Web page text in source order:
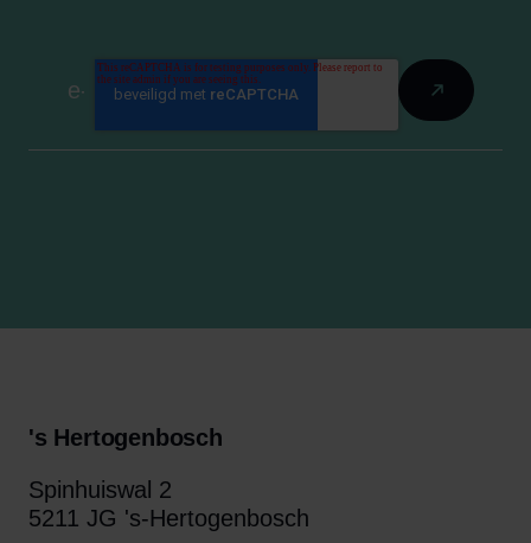
's Hertogenbosch
Spinhuiswal 2
5211 JG 's-Hertogenbosch